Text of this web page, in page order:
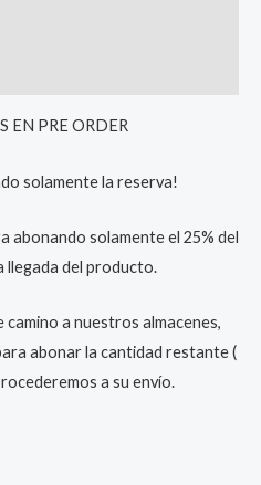
EN PRE ORDER
solamente la reserva!
abonando solamente el 25% del
llegada del producto.
a nuestros almacenes,
abonar la cantidad restante (
a su envío.